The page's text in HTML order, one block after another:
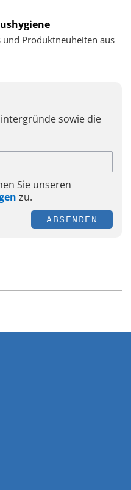
Produktneuheiten aus
sowie die
Sie unseren
zu.
ABSENDEN